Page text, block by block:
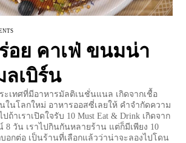
อย คาเฟ่ ขนมน่า
เบิร์น
ะเทศที่มีอาหารมัลติเนชั่นแนล เกิดจากเชื้อ
ในโลกใหม่ อาหารออสซี่เลยให้ คำจำกัดความ
ถ้าเราเปิดใจรับ 10 Must Eat & Drink เกิดจาก
8 วัน เราไปกินกันหลายร้าน แต่ก็มีเพียง 10
อกต่อ เป็นร้านที่เลือกแล้วว่าน่าจะลองไปโดน